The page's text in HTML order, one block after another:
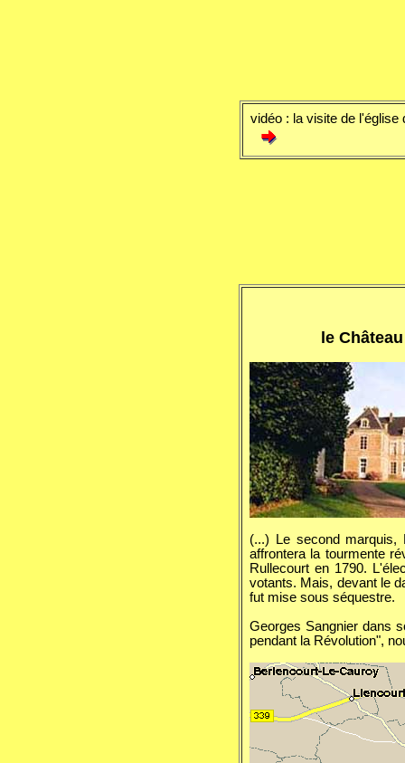
vidéo : la visite de l'église
le
(...) Le second marquis,
affrontera la tourmente
Rullecourt en 1790.
votants. Mais, devant le
fut mise sous séquestre.
Georges Sangnier dans
pendant la Révolution",